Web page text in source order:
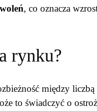
, co oznacza
rynku?
między
to świadczyć o